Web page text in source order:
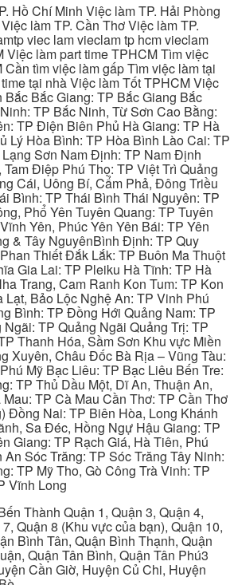
Hồ Chí Minh Việc làm TP. Hải Phòng
làm TP. Cần Thơ Việc làm TP.
viec lam vieclam tp hcm vieclam
Việc làm part time TPHCM Tìm việc
tìm việc làm gấp Tìm việc làm tại
tại nhà Việc làm Tốt TPHCM Việc
Bắc Giang: TP Bắc Giang Bắc
TP Bắc Ninh, Từ Sơn Cao Bằng:
TP Điện Biên Phủ Hà Giang: TP Hà
Lý Hòa Bình: TP Hòa Bình Lào Cai: TP
Sơn Nam Định: TP Nam Định
Điệp Phú Thọ: TP Việt Trì Quảng
Cái, Uông Bí, Cẩm Phả, Đông Triều
Bình: TP Thái Bình Thái Nguyên: TP
Phổ Yên Tuyên Quang: TP Tuyên
Yên, Phúc Yên Yên Bái: TP Yên
& Tây NguyênBình Định: TP Quy
Thiết Đắk Lắk: TP Buôn Ma Thuột
Gia Lai: TP Pleiku Hà Tĩnh: TP Hà
Trang, Cam Ranh Kon Tum: TP Kon
Bảo Lộc Nghệ An: TP Vinh Phú
Bình: TP Đồng Hới Quảng Nam: TP
TP Quảng Ngãi Quảng Trị: TP
Thanh Hóa, Sầm Sơn Khu vực Miền
Xuyên, Châu Đốc Bà Rịa – Vũng Tàu:
Mỹ Bạc Liêu: TP Bạc Liêu Bến Tre:
TP Thủ Dầu Một, Dĩ An, Thuận An,
TP Cà Mau Cần Thơ: TP Cần Thơ
Đồng Nai: TP Biên Hòa, Long Khánh
Sa Đéc, Hồng Ngự Hậu Giang: TP
Giang: TP Rạch Giá, Hà Tiên, Phú
Sóc Trăng: TP Sóc Trăng Tây Ninh:
TP Mỹ Tho, Gò Công Trà Vinh: TP
Vĩnh Long
Thành Quận 1, Quận 3, Quận 4,
Quận 8 (Khu vực của bạn), Quận 10,
Bình Tân, Quận Bình Thạnh, Quận
Quận Tân Bình, Quận Tân Phú3
Cần Giờ, Huyện Củ Chi, Huyện